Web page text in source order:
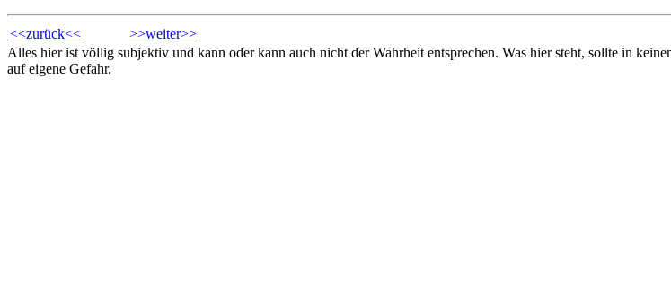
<<zurück<<
>>weiter>>
Alles hier ist völlig subjektiv und kann oder kann auch nicht der Wahrheit entsprechen. Was hier steht, sollte in
auf eigene Gefahr.